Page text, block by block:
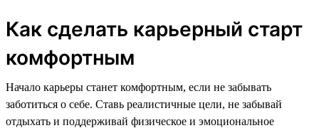
Как сделать карьерный старт
комфортным
Начало карьеры станет комфортным, если не забывать
заботиться о себе. Ставь реалистичные цели, не забывай
отдыхать и поддерживай физическое и эмоциональное